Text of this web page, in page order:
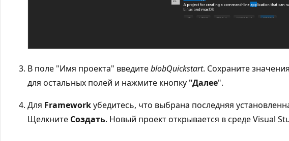
В поле "Имя проекта" введитеblobQuickstart. Сохраните
для остальных полей и нажмите кнопку "Далее".
Для Frameworkубедитесь, что выбрана последняя
Щелкните Создать. Новый проект открывается в среде Visual